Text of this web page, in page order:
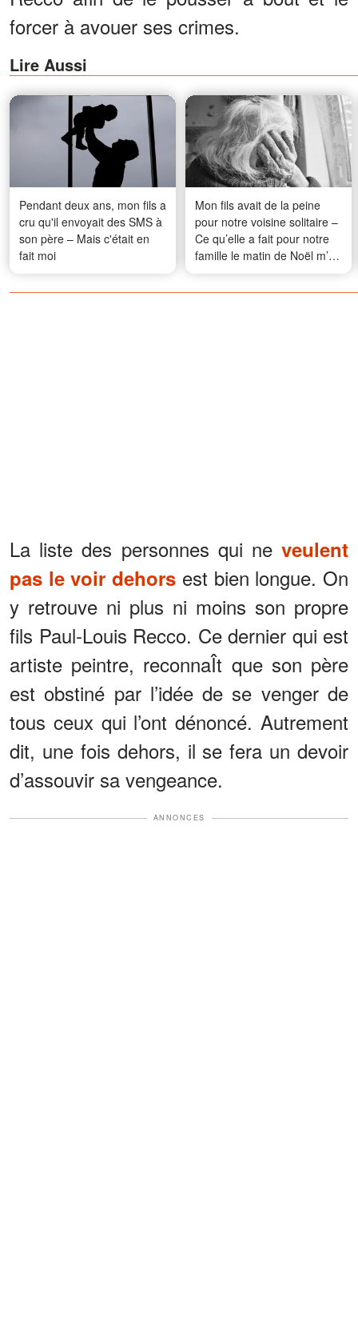
forcer à avouer ses crimes.
Lire Aussi
Pendant deux ans, mon fils a
cru qu'il envoyait des SMS à
son père – Mais c'était en
fait moi
Mon fils avait de la peine
pour notre voisine solitaire –
Ce qu’elle a fait pour notre
famille le matin de Noël m’a
émue aux larmes
La liste des personnes qui ne veulent
pas le voir dehors est bien longue. On
y retrouve ni plus ni moins son propre
fils Paul-Louis Recco. Ce dernier qui est
artiste peintre, reconnaÎt que son père
est obstiné par l’idée de se venger de
tous ceux qui l’ont dénoncé. Autrement
dit, une fois dehors, il se fera un devoir
d’assouvir sa vengeance.
ANNONCES